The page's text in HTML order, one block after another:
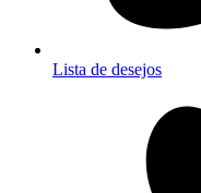
Lista de desejos